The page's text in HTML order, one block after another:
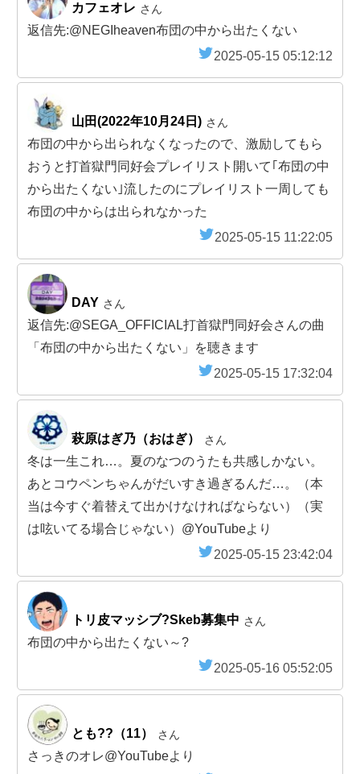
カフェオレ さん
返信先:@NEGIheaven布団の中から出たくない
2025-05-15 05:12:12
山田(2022年10月24日) さん
布団の中から出られなくなったので、激励してもら
おうと打首獄門同好会プレイリスト開いて｢布団の中
から出たくない｣流したのにプレイリスト一周しても
布団の中からは出られなかった
2025-05-15 11:22:05
DAY さん
返信先:@SEGA_OFFICIAL打首獄門同好会さんの曲
「布団の中から出たくない」を聴きます
2025-05-15 17:32:04
萩原はぎ乃（おはぎ） さん
冬は一生これ…。夏のなつのうたも共感しかない。
あとコウペンちゃんがだいすき過ぎるんだ…。（本
当は今すぐ着替えて出かけなければならない）（実
は呟いてる場合じゃない）@YouTubeより
2025-05-15 23:42:04
トリ皮マッシブ?Skeb募集中 さん
布団の中から出たくない～?
2025-05-16 05:52:05
とも??（11） さん
さっきのオレ@YouTubeより